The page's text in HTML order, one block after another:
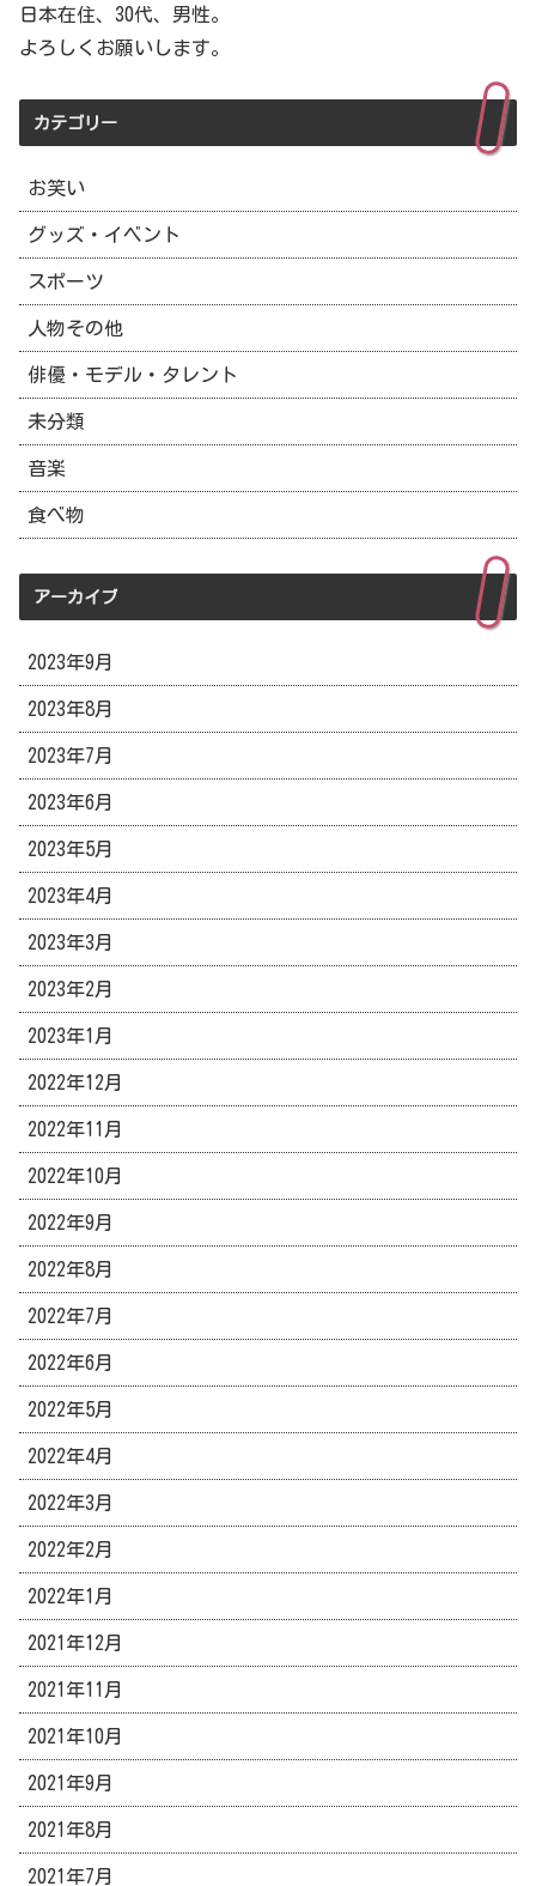
日本在住、30代、男性。
よろしくお願いします。
カテゴリー
お笑い
グッズ・イベント
スポーツ
人物その他
俳優・モデル・タレント
未分類
音楽
食べ物
アーカイブ
2023年9月
2023年8月
2023年7月
2023年6月
2023年5月
2023年4月
2023年3月
2023年2月
2023年1月
2022年12月
2022年11月
2022年10月
2022年9月
2022年8月
2022年7月
2022年6月
2022年5月
2022年4月
2022年3月
2022年2月
2022年1月
2021年12月
2021年11月
2021年10月
2021年9月
2021年8月
2021年7月